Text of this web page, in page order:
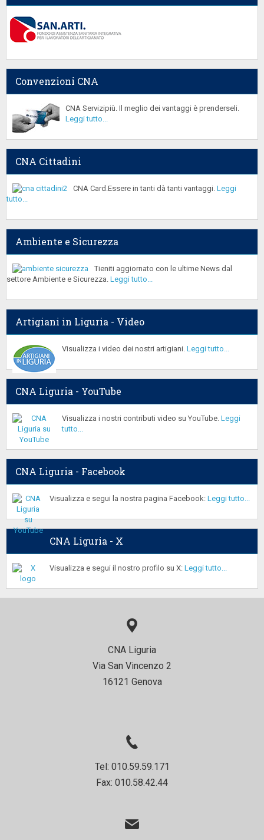
Convenzioni CNA
CNA Servizipiù. Il meglio dei vantaggi è prenderseli.
Leggi tutto...
CNA Cittadini
CNA Card.Essere in tanti dà tanti vantaggi. Leggi
tutto...
Ambiente e Sicurezza
Tieniti aggiornato con le ultime News dal
settore Ambiente e Sicurezza. Leggi tutto...
Artigiani in Liguria - Video
Visualizza i video dei nostri artigiani. Leggi tutto...
CNA Liguria - YouTube
Visualizza i nostri contributi video su YouTube. Leggi
tutto...
CNA Liguria - Facebook
Visualizza e segui la nostra pagina Facebook: Leggi tutto...
CNA Liguria - X
Visualizza e segui il nostro profilo su X: Leggi tutto...
CNA Liguria
Via San Vincenzo 2
16121 Genova
Tel: 010.59.59.171
Fax: 010.58.42.44